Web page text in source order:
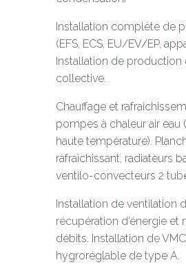
Installation complète de
(EFS, ECS, EU/EV/EP,
Installation de production
collective.
Chauffage et
pompes à chaleur air eau
haute température).
rafraîchissant, radiateurs
ventilo-convecteurs 2
Installation de ventilation
récupération d’énergie et
débits. Installation de
hygroréglable de type A.